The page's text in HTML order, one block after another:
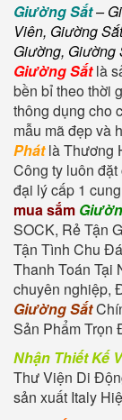
Giường Sắt–
Viên, Giường
Giường, Giường
Giường Sắtlà
bền bỉ theo thời
thông dụng cho
mẫu mã đẹp và
Phátlà Thương
Công ty luôn
đại lý cấp 1
mua sắm
SOCK, Rẻ Tận
Tận Tình Chu
Thanh Toán Tại
chuyên nghiệp,
Giường Sắt
Sản Phẩm Trọn
Nhận Thiết Kế
Thư Viện Di
sản xuất Italy